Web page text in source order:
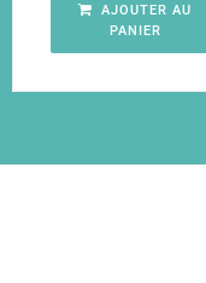
AJOUTER AU
PANIER